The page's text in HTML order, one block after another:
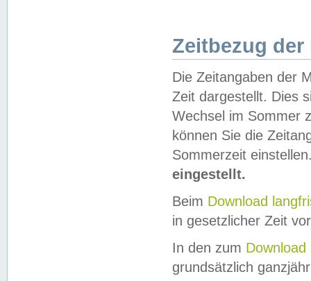
Zeitbezug der
Die Zeitangaben der
Zeit dargestellt. Dies
Wechsel im Sommer
können Sie die
Sommerzeit
eingestellt.
Beim Download
in gesetzlicher Zeit
In den zum Download
grundsätzlich